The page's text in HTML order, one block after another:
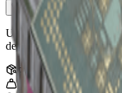
Um aumento focado em
de cura.
Pilha :1
0
kg